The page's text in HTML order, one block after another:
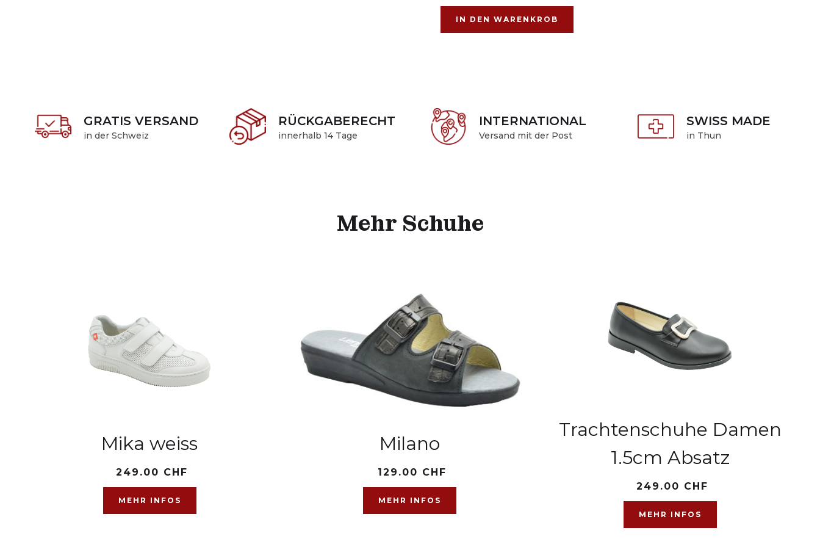
GRATIS VERSAND
in der Schweiz
RÜCKGABERECHT
innerhalb 14 Tage
INTERNATIONAL
Versand mit der Post
SWISS MADE
in Thun
Mehr Schuhe
Mika weiss
249.00 CHF
MEHR INFOS
Milano
129.00 CHF
MEHR INFOS
Trachtenschuhe Damen
1.5cm Absatz
249.00 CHF
MEHR INFOS